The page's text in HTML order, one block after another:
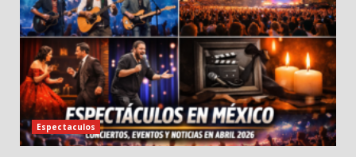
Espectaculos